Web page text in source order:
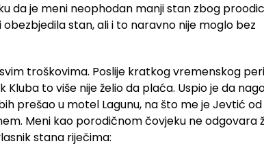
da je meni neophodan manji stan zbog
stan, ali i to naravno nije moglo bez
troškovima. Poslije kratkog vremenskog
to više nije želio da plaća. Uspio je da
prešao u motel Lagunu, na što me je Jevtić od
Meni kao porodičnom čovjeku ne odgovara
stana riječima: